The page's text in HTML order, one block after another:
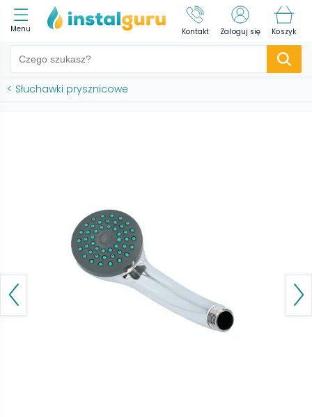
Menu Kontakt Zaloguj się Koszyk
< Słuchawki prysznicowe